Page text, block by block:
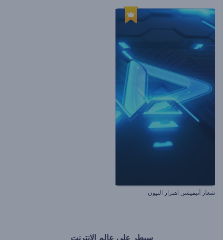
شعار أنيميشن اهتزاز النيون
سيطر على عالم الإنترنت